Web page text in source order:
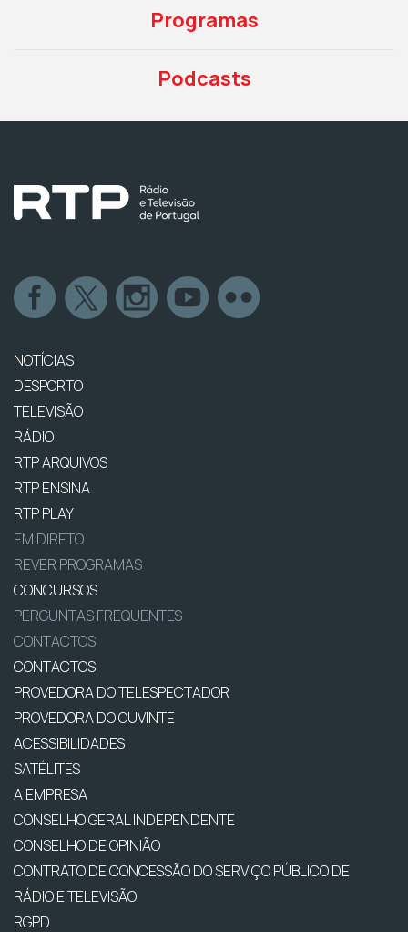
Programas
Podcasts
NOTÍCIAS
DESPORTO
TELEVISÃO
RÁDIO
RTP ARQUIVOS
RTP ENSINA
RTP PLAY
EM DIRETO
REVER PROGRAMAS
CONCURSOS
PERGUNTAS FREQUENTES
CONTACTOS
CONTACTOS
PROVEDORA DO TELESPECTADOR
PROVEDORA DO OUVINTE
ACESSIBILIDADES
SATÉLITES
A EMPRESA
CONSELHO GERAL INDEPENDENTE
CONSELHO DE OPINIÃO
CONTRATO DE CONCESSÃO DO SERVIÇO PÚBLICO DE
RÁDIO E TELEVISÃO
RGPD